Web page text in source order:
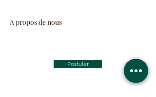
A propos de nous
Postuler